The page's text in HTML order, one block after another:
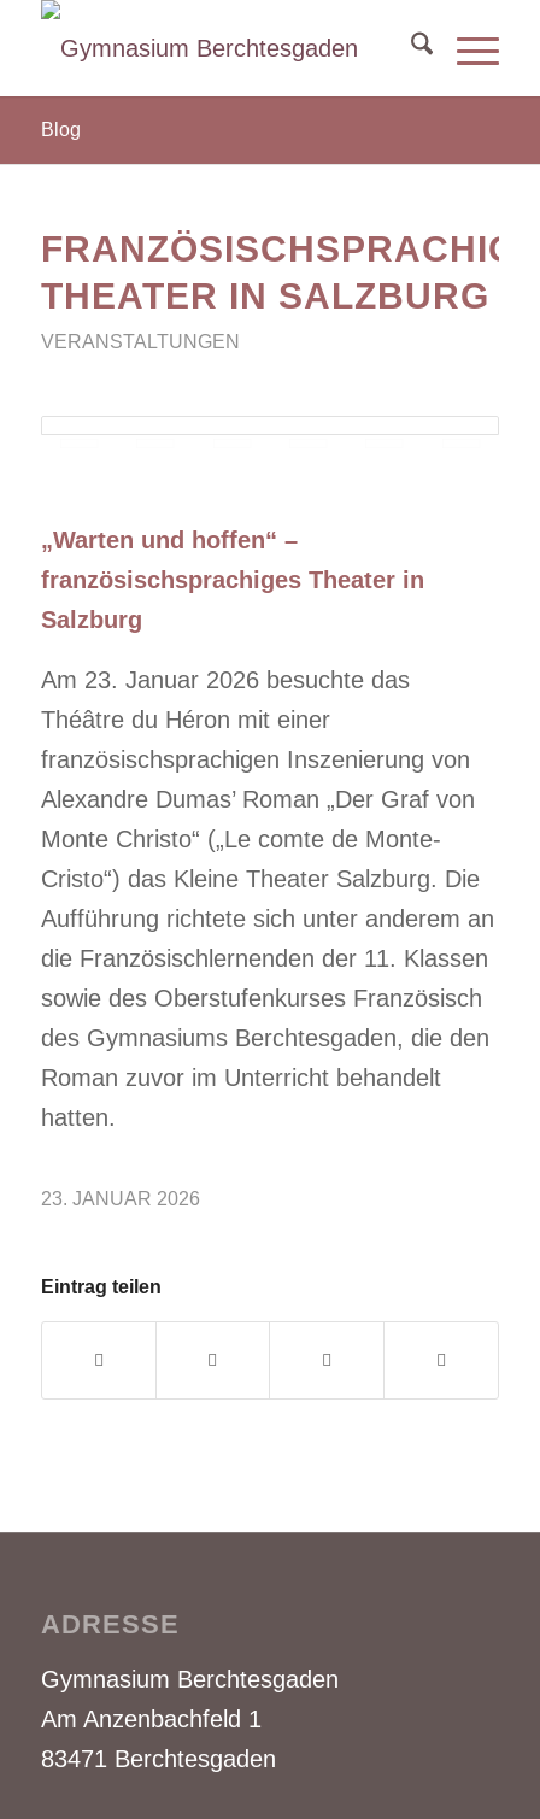
Blog
THEATER IN SALZBURG
VERANSTALTUNGEN
„Warten und hoffen“ –
französischsprachiges Theater in
Salzburg
Am 23. Januar 2026 besuchte das
Théâtre du Héron mit einer
französischsprachigen Inszenierung von
Alexandre Dumas’ Roman „Der Graf von
Monte Christo“ („Le comte de Monte-
Cristo“) das Kleine Theater Salzburg. Die
Aufführung richtete sich unter anderem an
die Französischlernenden der 11. Klassen
sowie des Oberstufenkurses Französisch
des Gymnasiums Berchtesgaden, die den
Roman zuvor im Unterricht behandelt
hatten.
23. JANUAR 2026
Eintrag teilen
ADRESSE
Gymnasium Berchtesgaden
Am Anzenbachfeld 1
83471 Berchtesgaden